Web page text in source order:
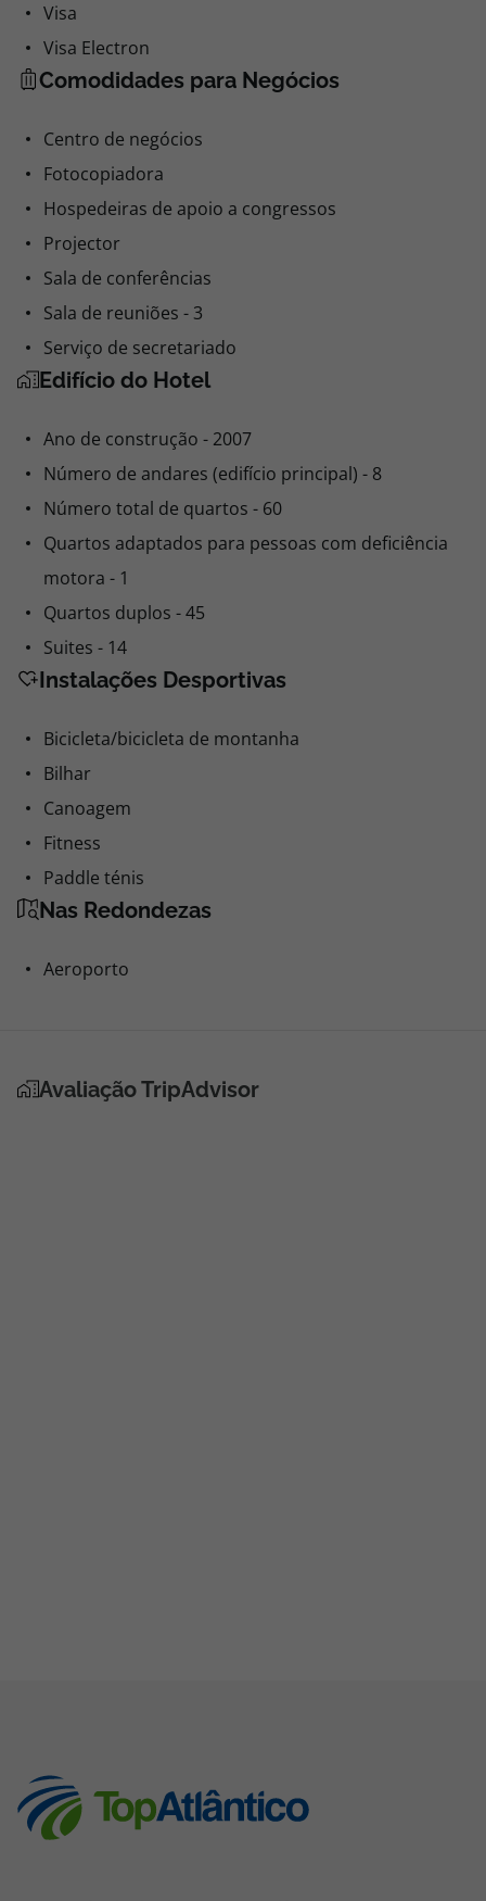
MasterCard
Visa
Visa Electron
Comodidades para Negócios
Centro de negócios
Fotocopiadora
Hospedeiras de apoio a congressos
Projector
Sala de conferências
Sala de reuniões - 3
Serviço de secretariado
Edifício do Hotel
Ano de construção - 2007
Número de andares (edifício principal) - 8
Número total de quartos - 60
Quartos adaptados para pessoas com deficiência
motora - 1
Quartos duplos - 45
Suites - 14
Instalações Desportivas
Bicicleta/bicicleta de montanha
Bilhar
Canoagem
Fitness
Paddle ténis